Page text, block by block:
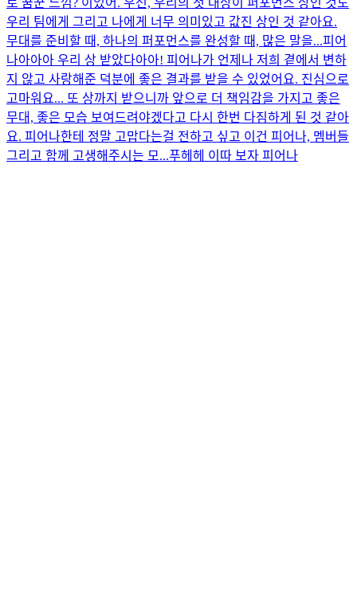
우리 팀에게 그리고 나에게 너무 의미있고 값진 상인 것 같아요.
무대를 준비할 때, 하나의 퍼포먼스를 완성할 때, 많은 말을...피어
나아아아 우리 상 받았다아아! 피어나가 언제나 저희 곁에서 변하
지 않고 사랑해준 덕분에 좋은 결과를 받을 수 있었어요. 진심으로
고마워요... 또 상까지 받으니까 앞으로 더 책임감을 가지고 좋은
무대, 좋은 모습 보여드려야겠다고 다시 한번 다짐하게 된 것 같아
요. 피어나한테 정말 고맙다는걸 전하고 싶고 이건 피어나, 멤버들
그리고 함께 고생해주시는 모...푸헤헤 이따 보자 피어나